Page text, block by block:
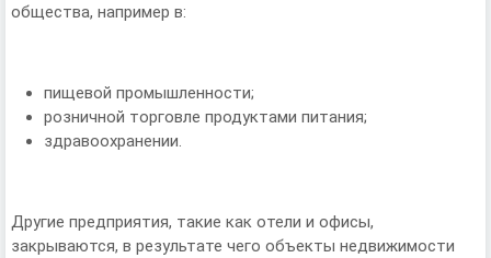
общества, например в:
пищевой промышленности;
розничной торговле продуктами питания;
здравоохранении.
Другие предприятия, такие как отели и офисы,
закрываются, в результате чего объекты недвижимости